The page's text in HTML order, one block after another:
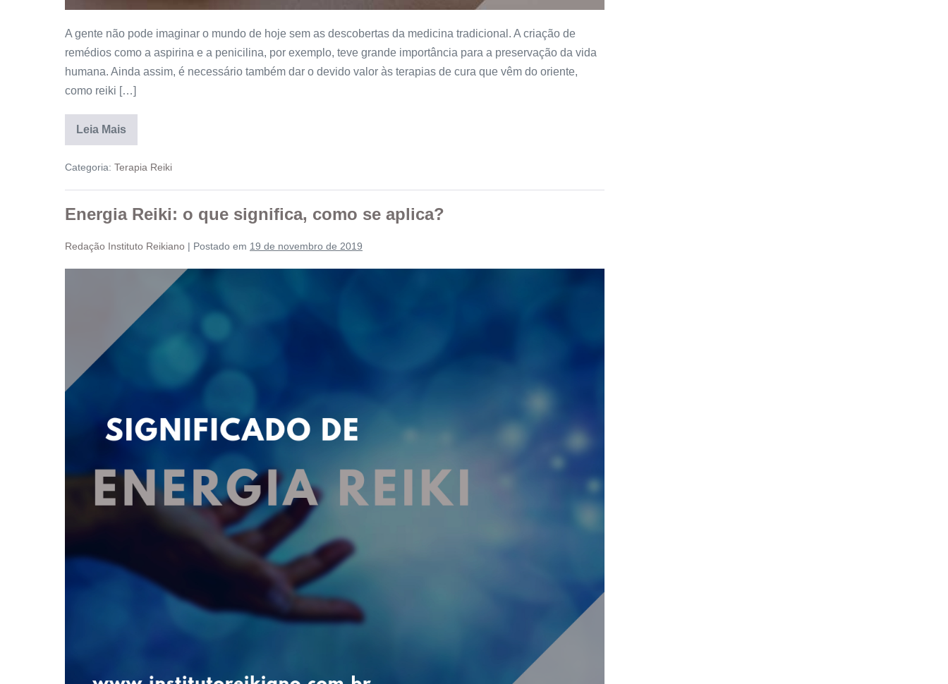
A gente não pode imaginar o mundo de hoje sem as descobertas da medicina tradicional. A criação de
remédios como a aspirina e a penicilina, por exemplo, teve grande importância para a preservação da vida
humana. Ainda assim, é necessário também dar o devido valor às terapias de cura que vêm do oriente,
como reiki […]
Leia Mais
Categoria: Terapia Reiki
Energia Reiki: o que significa, como se aplica?
Redação Instituto Reikiano | Postado em 19 de novembro de 2019